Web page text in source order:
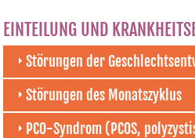
EINTEILUNG UND
Störungen der
Störungen des Monatszyklus
PCO-Syndrom (PCOS,